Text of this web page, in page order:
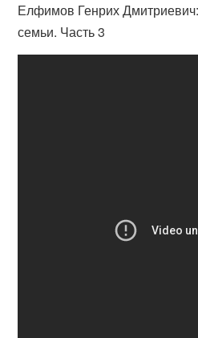
Елфимов Генрих
семьи. Часть 3